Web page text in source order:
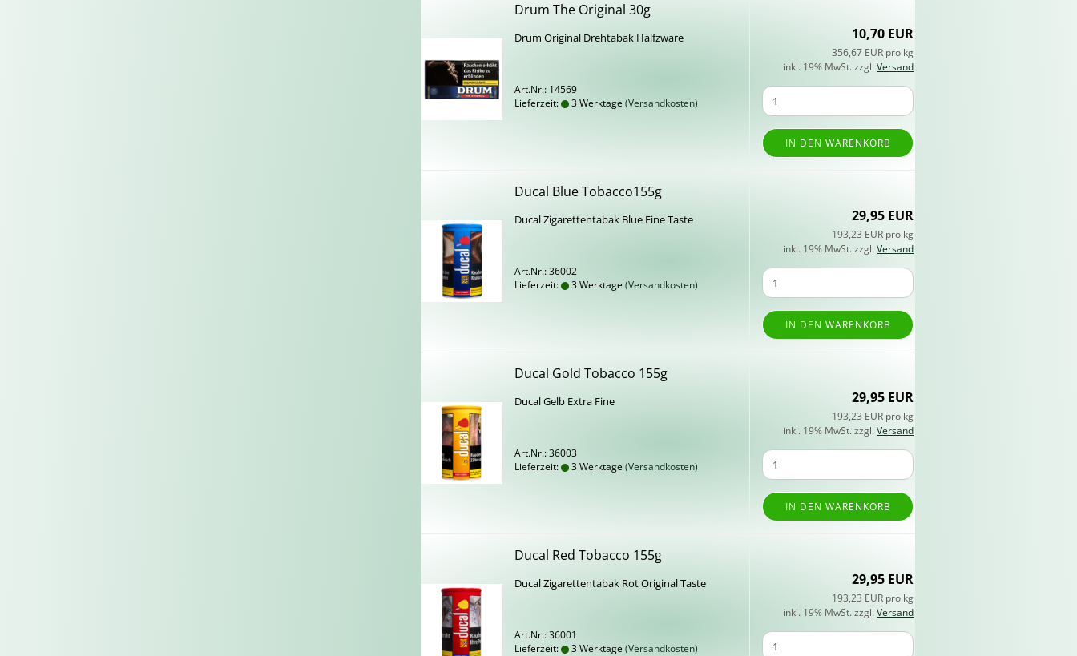
Drum The Ori­gi­nal 30g
Drum Ori­gi­nal Dreh­ta­bak Halfzwa­re
Art.Nr.: 14569
Lieferzeit:
3 Werktage (Versandkosten)
10,70 EUR
356,67 EUR pro kg
inkl. 19% MwSt. zzgl.Versand
IN DEN WARENKORB
Ducal Blue Tobacco155g
Ducal Zi­ga­ret­ten­ta­bak Blue Fine Taste
Art.Nr.: 36002
Lieferzeit:
3 Werktage (Versandkosten)
29,95 EUR
193,23 EUR pro kg
inkl. 19% MwSt. zzgl.Versand
IN DEN WARENKORB
Ducal Gold To­bac­co 155g
Ducal Gelb Extra Fine
Art.Nr.: 36003
Lieferzeit:
3 Werktage (Versandkosten)
29,95 EUR
193,23 EUR pro kg
inkl. 19% MwSt. zzgl.Versand
IN DEN WARENKORB
Ducal Red To­bac­co 155g
Ducal Zi­ga­ret­ten­ta­bak Rot Ori­gi­nal Taste
Art.Nr.: 36001
Lieferzeit:
3 Werktage (Versandkosten)
29,95 EUR
193,23 EUR pro kg
inkl. 19% MwSt. zzgl.Versand